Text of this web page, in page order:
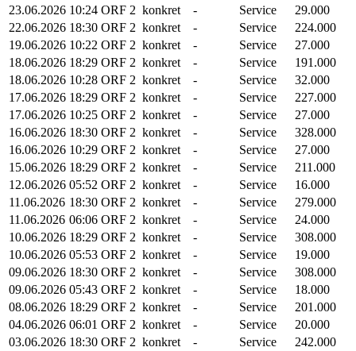
23.06.2026 10:24 ORF 2 konkret - Service
29.000
22.06.2026 18:30 ORF 2 konkret - Service
224.000
19.06.2026 10:22 ORF 2 konkret - Service
27.000
18.06.2026 18:29 ORF 2 konkret - Service
191.000
18.06.2026 10:28 ORF 2 konkret - Service
32.000
17.06.2026 18:29 ORF 2 konkret - Service
227.000
17.06.2026 10:25 ORF 2 konkret - Service
27.000
16.06.2026 18:30 ORF 2 konkret - Service
328.000
16.06.2026 10:29 ORF 2 konkret - Service
27.000
15.06.2026 18:29 ORF 2 konkret - Service
211.000
12.06.2026 05:52 ORF 2 konkret - Service
16.000
11.06.2026 18:30 ORF 2 konkret - Service
279.000
11.06.2026 06:06 ORF 2 konkret - Service
24.000
10.06.2026 18:29 ORF 2 konkret - Service
308.000
10.06.2026 05:53 ORF 2 konkret - Service
19.000
09.06.2026 18:30 ORF 2 konkret - Service
308.000
09.06.2026 05:43 ORF 2 konkret - Service
18.000
08.06.2026 18:29 ORF 2 konkret - Service
201.000
04.06.2026 06:01 ORF 2 konkret - Service
20.000
03.06.2026 18:30 ORF 2 konkret - Service
242.000